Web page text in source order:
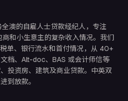
澳的自雇人士贷款经纪人，专注
和小生意主的复杂收入情况。我们
单、银行流水和首付情况，从 40+
档、Alt-doc、BAS 或会计师信等
投资房、建筑及商业贷款。中英双
到放款。